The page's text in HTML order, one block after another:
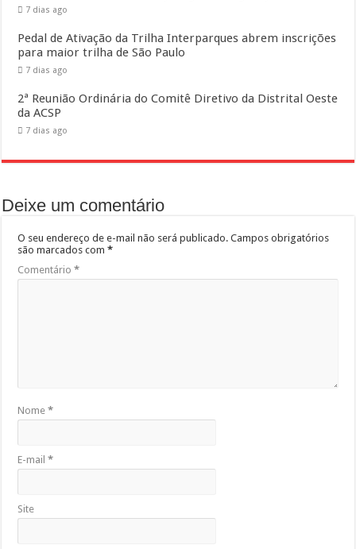
7 dias ago
Pedal de Ativação da Trilha Interparques abrem inscrições
para maior trilha de São Paulo
7 dias ago
2ª Reunião Ordinária do Comitê Diretivo da Distrital Oeste
da ACSP
7 dias ago
Deixe um comentário
O seu endereço de e-mail não será publicado. Campos obrigatórios
são marcados com*
Comentário*
Nome*
E-mail*
Site